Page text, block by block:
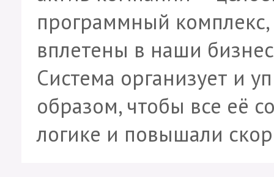
программный
вплетены в наши
Система организует и
образом, чтобы все её
логике и повышали